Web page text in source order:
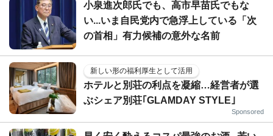
小泉進次郎氏でも、高市早苗氏でもな
い...いま自民党内で急浮上している「次
の首相」有力候補の意外な名前
新しい形の福利厚生として活用
ホテルと別荘の利点を凝縮…経営者が選
ぶシェア別荘｢GLAMDAY STYLE｣
Sponsored